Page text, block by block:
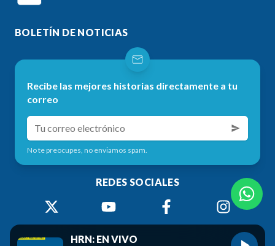
BOLETÍN DE NOTICIAS
Recibe las mejores historias directamente a tu
correo
No te preocupes, no enviamos spam.
REDES SOCIALES
HRN: EN VIVO